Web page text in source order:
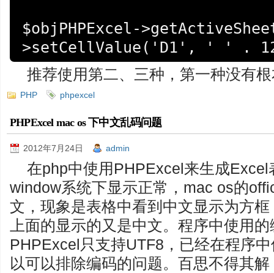
$objPHPExcel-
推荐使用第二、三种，第一种没有
PHP phpexcel
PHPExcel mac os 下中文乱码问题
2012年7月24日 admin
在php中使用PHPExcel来生成
window系统下显示正常，mac os的
文，现象是表格中看到中文显示为方
上面的显示的又是中文。程序中使用
PHPExcel只支持UTF8，已经在程序
以可以排除编码的问题。百思不得其